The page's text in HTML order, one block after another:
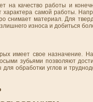
на качество работы и
характера самой работы.
снимает материал. Для
износа и добиться
имеет свое назначение.
зубьями позволяют
обработки углов и